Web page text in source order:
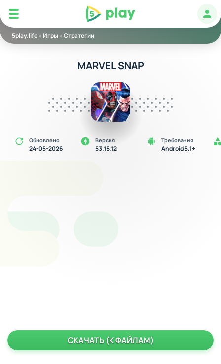
5play
5play.life» Игры »Стратегии
MARVEL SNAP
Обновлено
24-05-2026
Версия
53.15.12
Требования
Android 5.1+
СКАЧАТЬ (К ФАЙЛАМ)